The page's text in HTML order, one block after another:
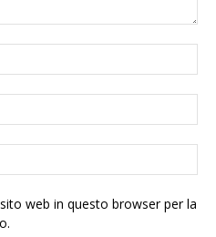
web in questo browser per la